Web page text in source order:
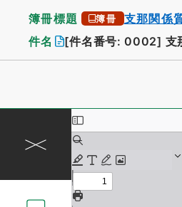
簿冊標題 簿冊 支那関係
件名 [件名番号: 0002] 支